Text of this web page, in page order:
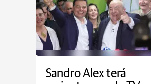
Sandro Alex terá